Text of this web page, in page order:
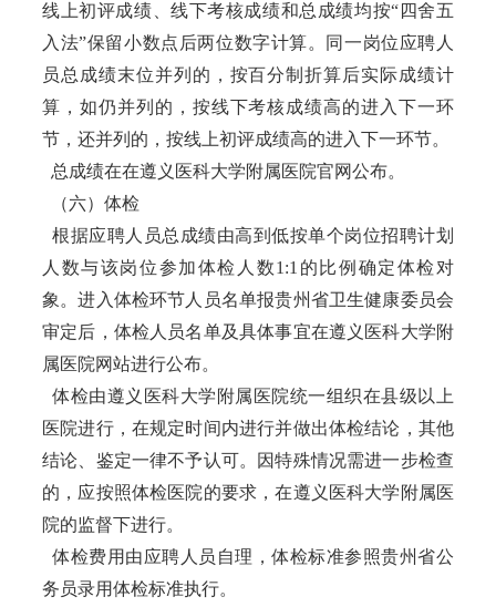
线上初评成绩、线下考核成绩和总成绩均按“四舍五
入法”保留小数点后两位数字计算。同一岗位应聘人
员总成绩末位并列的，按百分制折算后实际成绩计
算，如仍并列的，按线下考核成绩高的进入下一环
节，还并列的，按线上初评成绩高的进入下一环节。
总成绩在在遵义医科大学附属医院官网公布。
（六）体检
根据应聘人员总成绩由高到低按单个岗位招聘计划
人数与该岗位参加体检人数1:1的比例确定体检对
象。进入体检环节人员名单报贵州省卫生健康委员会
审定后，体检人员名单及具体事宜在遵义医科大学附
属医院网站进行公布。
体检由遵义医科大学附属医院统一组织在县级以上
医院进行，在规定时间内进行并做出体检结论，其他
结论、鉴定一律不予认可。因特殊情况需进一步检查
的，应按照体检医院的要求，在遵义医科大学附属医
院的监督下进行。
体检费用由应聘人员自理，体检标准参照贵州省公
务员录用体检标准执行。